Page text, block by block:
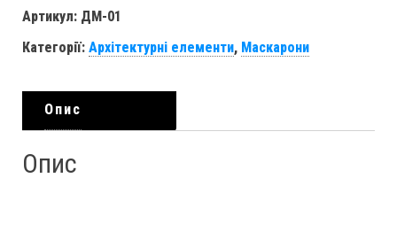
Артикул: ДМ-01
Категорії: Архітектурні елементи, Маскарони
Опис
Опис